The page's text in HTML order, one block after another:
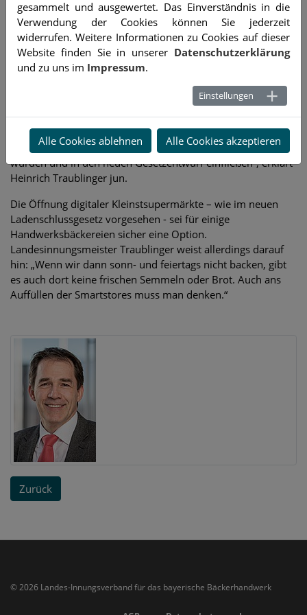
nicht nur um die Wirtschaftlichkeit, sondern auch um den
Schutz der Mitarbeiter. Fachkräfte seien bereits jetzt schwer
zu finden und würden bei möglichen Arbeitszeiten bis
Mitternacht durchaus einen Jobwechsel in Erwägung ziehen.
Der Landesinnungsmeister lobt Sozial- und
Arbeitsministerin Ulrike Scharf sowie Wirtschaftsminister
Hubert Aiwanger für ihren Einsatz. „Wir haben uns als
Verband hier sehr stark für unsere Betriebe und Mitarbeiter
eingesetzt und freuen uns, dass die Argumente gehört
wurden und in den neuen Gesetzentwurf einfließen“, erklärt
Heinrich Traublinger jun.
Die Öffnung digitaler Kleinstsupermärkte – wie im neuen
Ladenschlussgesetz vorgesehen - sei für einige
Handwerksbäckereien sicher eine Option.
Landesinnungsmeister Traublinger weist allerdings darauf
hin: „Wenn wir dann sonn- und feiertags nicht backen, gibt
es auch dort keine frischen Semmeln oder Brot. Auch ans
Auffüllen der Smartstores muss man denken.“
Zurück
© 2026 Landes-Innungsverband für das bayerische Bäckerhandwerk
gesammelt und ausgewertet. Das Einverständnis in die
Verwendung der Cookies können Sie jederzeit
widerrufen. Weitere Informationen zu Cookies auf dieser
Website finden Sie in unserer Datenschutzerklärung
und zu uns im Impressum.
Einstellungen
Alle Cookies ablehnen Alle Cookies akzeptieren